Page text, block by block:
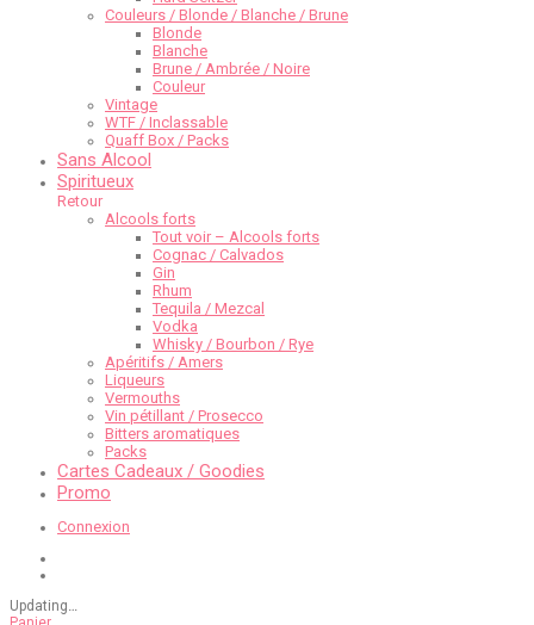
Couleurs / Blonde / Blanche / Brune
Blonde
Blanche
Brune / Ambrée / Noire
Couleur
Vintage
WTF / Inclassable
Quaff Box / Packs
Sans Alcool
Spiritueux
Retour
Alcools forts
Tout voir – Alcools forts
Cognac / Calvados
Gin
Rhum
Tequila / Mezcal
Vodka
Whisky / Bourbon / Rye
Apéritifs / Amers
Liqueurs
Vermouths
Vin pétillant / Prosecco
Bitters aromatiques
Packs
Cartes Cadeaux / Goodies
Promo
Connexion
Updating…